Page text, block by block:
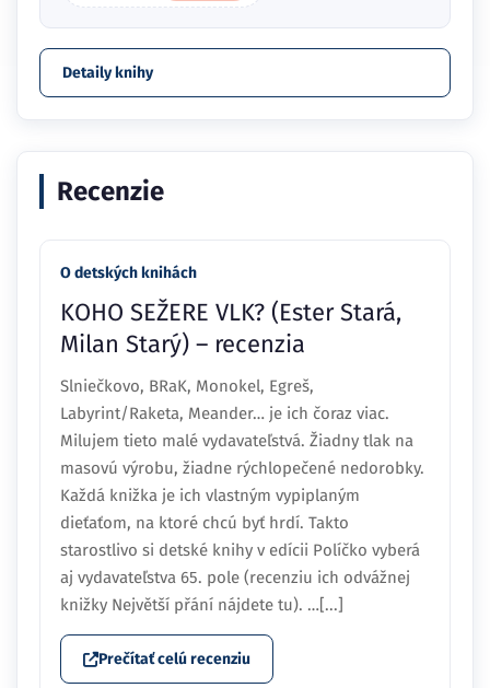
Detaily knihy
Recenzie
O detských knihách
KOHO SEŽERE VLK? (Ester Stará,
Milan Starý) – recenzia
Slniečkovo, BRaK, Monokel, Egreš,
Labyrint/Raketa, Meander… je ich čoraz viac.
Milujem tieto malé vydavateľstvá. Žiadny tlak na
masovú výrobu, žiadne rýchlopečené nedorobky.
Každá knižka je ich vlastným vypiplaným
dieťaťom, na ktoré chcú byť hrdí. Takto
starostlivo si detské knihy v edícii Políčko vyberá
aj vydavateľstva 65. pole (recenziu ich odvážnej
knižky Největší přání nájdete tu). …[...]
Prečítať celú recenziu